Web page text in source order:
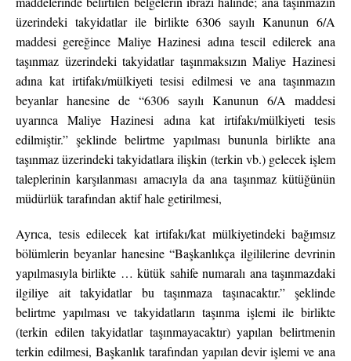
üzerindeki takyidatlar ile birlikte 6306 sayılı Kanunun 6/A
maddesi gereğince Maliye Hazinesi adına tescil edilerek ana
taşınmaz üzerindeki takyidatlar taşınmaksızın Maliye Hazinesi
adına kat irtifakı/mülkiyeti tesisi edilmesi ve ana taşınmazın
beyanlar hanesine de “6306 sayılı Kanunun 6/A maddesi
uyarınca Maliye Hazinesi adına kat irtifakı/mülkiyeti tesis
edilmiştir.” şeklinde belirtme yapılması bununla birlikte ana
taşınmaz üzerindeki takyidatlara ilişkin (terkin vb.) gelecek işlem
taleplerinin karşılanması amacıyla da ana taşınmaz kütüğünün
müdürlük tarafından aktif hale getirilmesi,
Ayrıca, tesis edilecek kat irtifakı/kat mülkiyetindeki bağımsız
bölümlerin beyanlar hanesine “Başkanlıkça ilgililerine devrinin
yapılmasıyla birlikte … kütük sahife numaralı ana taşınmazdaki
ilgiliye ait takyidatlar bu taşınmaza taşınacaktır.” şeklinde
belirtme yapılması ve takyidatların taşınma işlemi ile birlikte
(terkin edilen takyidatlar taşınmayacaktır) yapılan belirtmenin
terkin edilmesi, Başkanlık tarafından yapılan devir işlemi ve ana